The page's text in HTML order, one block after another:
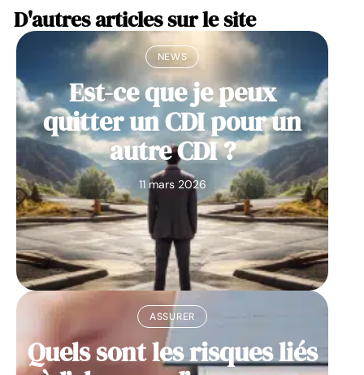
D'autres articles sur le site
NEWS
Est-ce que je peux
quitter un CDI pour un
autre CDI ?
11 mars 2026
ASSURER
Quels sont les risques liés